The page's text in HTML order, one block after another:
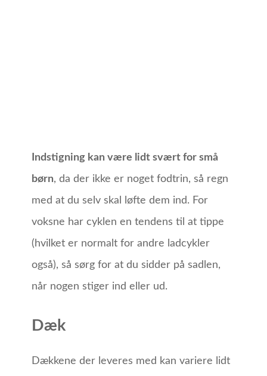
Indstigning kan være lidt svært for små
børn, da der ikke er noget fodtrin, så regn
med at du selv skal løfte dem ind. For
voksne har cyklen en tendens til at tippe
(hvilket er normalt for andre ladcykler
også), så sørg for at du sidder på sadlen,
når nogen stiger ind eller ud.
Dæk
Dækkene der leveres med kan variere lidt